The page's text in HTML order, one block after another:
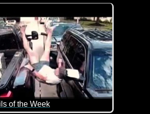
Versandhändler Amazon will Pakete
of the Week